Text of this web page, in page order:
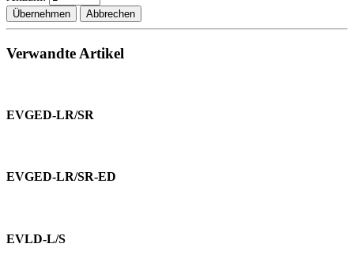
Übernehmen Abbrechen
Verwandte Artikel
EVGED-LR/SR
EVGED-LR/SR-ED
EVLD-L/S